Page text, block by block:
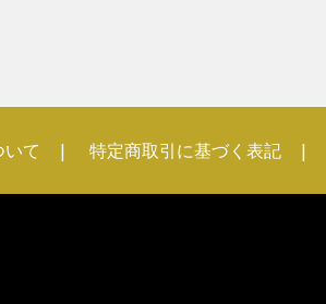
て 特定商取引に基づく表記